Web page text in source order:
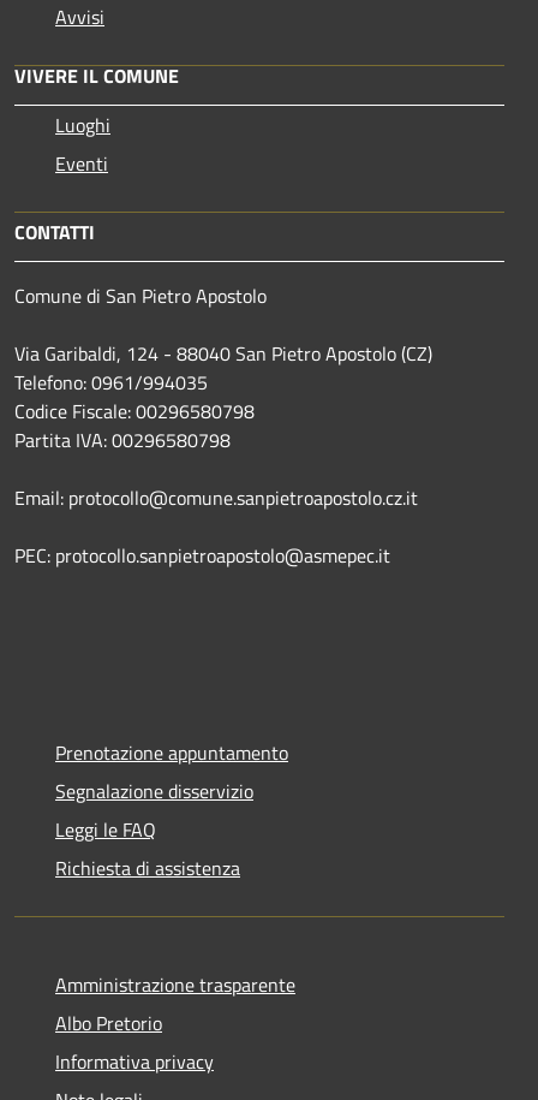
Avvisi
VIVERE IL COMUNE
Luoghi
Eventi
CONTATTI
Comune di San Pietro Apostolo
Via Garibaldi, 124 - 88040 San Pietro Apostolo (CZ)
Telefono: 0961/994035
Codice Fiscale: 00296580798
Partita IVA: 00296580798
Email: protocollo@comune.sanpietroapostolo.cz.it
PEC: protocollo.sanpietroapostolo@asmepec.it
Prenotazione appuntamento
Segnalazione disservizio
Leggi le FAQ
Richiesta di assistenza
Amministrazione trasparente
Albo Pretorio
Informativa privacy